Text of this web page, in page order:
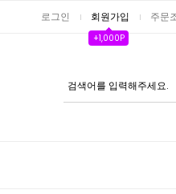
로그인 회원가입
+1,000P
주문